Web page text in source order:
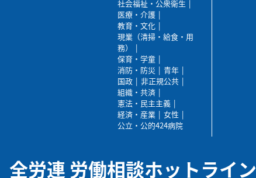
社会福祉・公衆衛生
医療・介護
教育・文化
現業（清掃・給食・用
務）
保育・学童
消防・防災
青年
国政
非正規公共
組織・共済
憲法・民主主義
経済・産業
女性
公立・公的424病院
全労連 労働相談ホットライン